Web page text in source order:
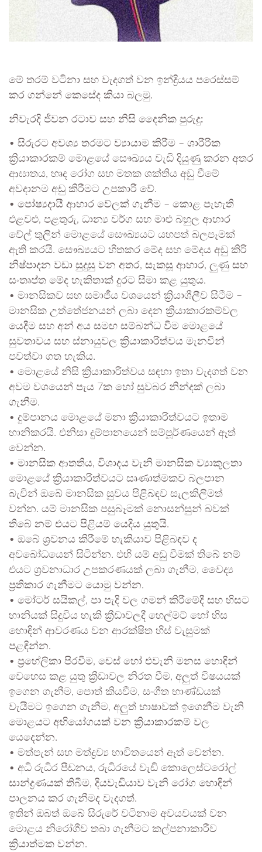
මේ තරම් වටිනා සහ වැදගත් වන ඉන්ද්‍රියය පරෙස්සම්
කර ගන්නේ කෙසේද කියා බලමු.
නිවැරදි ජීවන රටාව සහ නිසි දෛනික පුරුදු:
• සිරුරට අවශ්‍ය තරමට ව්‍යායාම කිරීම – ශාරීරික
ක්‍රියාකාරකම් මොළයේ සෞඛ්‍යය වැඩි දියුණු කරන අතර
ආඝාතය, හෘද රෝග සහ මතක ශක්තිය අඩු වීමේ
අවදානම අඩු කිරීමට උපකාරී වේ.
• පෝෂ්‍යදායී ආහාර වේලක් ගැනීම – කොළ පැහැති
එළවළු, පළතුරු, ධාන්‍ය වර්ග සහ මාළු බහුල ආහාර
වේල් තුලින් මොළයේ සෞඛ්‍යයට යහපත් බලපෑමක්
ඇති කරයි. සෞඛ්‍යයට හිතකර මේද සහ මේදය අඩු කිරි
නිෂ්පාදන වඩා සුදුසු වන අතර, සැකසූ ආහාර, ලුණු සහ
සංතෘප්ත මේද හැකිතාක් දුරට සීමා කළ යුතුය.
• මානසිකව සහ සමාජීය වශයෙන් ක්‍රියාශීලීව සිටීම –
මානසික උත්තේජනයන් ලබා දෙන ක්‍රියාකාරකම්වල
යෙදීම සහ අන් අය සමඟ සම්බන්ධ වීම මොළයේ
සුවතාවය සහ ස්නායුවල ක්‍රියාකාරිත්වය මැනවින්
පවත්වා ගත හැකිය.
• මොළයේ නිසි ක්‍රියාකාරිත්වය සඳහා ඉතා වැදගත් වන
අවම වශයෙන් පැය 7ක හෝ සුවබර නින්දක් ලබා
ගැනීම.
• දුම්පානය මොළයේ මනා ක්‍රියාකාරිත්වයට ඉතාම
හානිකරයි. එනිසා දුම්පානයෙන් සම්පූර්ණයෙන් ඈත්
වෙන්න.
• මානසික ආතතිය, විශාදය වැනි මානසික ව්‍යාකූලතා
මොළයේ ක්‍රියාකාරිත්වයට සෘණාත්මකව බලපාන
බැවින් ඔබේ මානසික සුවය පිළිබඳව සැලකිලිමත්
වන්න. යම් මානසික පසුබෑමක් නොසන්සුන් බවක්
තිබේ නම් එයට පිළියම් යෙදිය යුතුයි.
• ඔබේ ශ්‍රවනය කිරීමේ හැකියාව පිළිබඳව ද
අවබෝධයෙන් සිටින්න. එහි යම් අඩු වීමක් තිබේ නම්
එයට ශ්‍රවනාධාර උපකරණයක් ලබා ගැනීම, වෛද්‍ය
ප්‍රතිකාර ගැනීමට යොමු වන්න.
• මෝටර් සයිකල්, පා පැදි වල ගමන් කිරීමේදී සහ හිසට
හානියක් සිදුවිය හැකි ක්‍රීඩාවලදී හෙල්මට් හෝ හිස
හොඳින් ආවරණය වන ආරක්ෂිත හිස් වැසුමක්
පළඳින්න.
• ප්‍රහේලිකා පිරවීම, චෙස් හෝ එවැනි මනස හොඳින්
වෙහෙස කළ යුතු ක්‍රීඩාවල නිරත වීම, අලුත් විෂයයක්
ඉගෙන ගැනීම, පොත් කියවීම, සංගීත භාණ්ඩයක්
වැයීමට ඉගෙන ගැනීම, අලුත් භාෂාවක් ඉගෙනීම වැනි
මොළයට අභියෝගයක් වන ක්‍රියාකාරකම් වල
යෙදෙන්න.
• මත්පැන් සහ මත්ද්‍රව්‍ය භාවිතයෙන් ඈත් වෙන්න.
• අධි රුධිර පීඩනය, රුධිරයේ වැඩි කොලෙස්ටරෝල්
සාන්ද්‍රණයක් තිබීම, දියවැඩියාව වැනි රෝග හොඳින්
පාලනය කර ගැනීමද වැදගත්.
ඉතින් ඔබත් ඔබේ සිරුරේ වටිනාම අවයවයක් වන
මොළය නිරෝගීව තබා ගැනීමට කල්පනාකාරීව
ක්‍රියාත්මක වන්න.